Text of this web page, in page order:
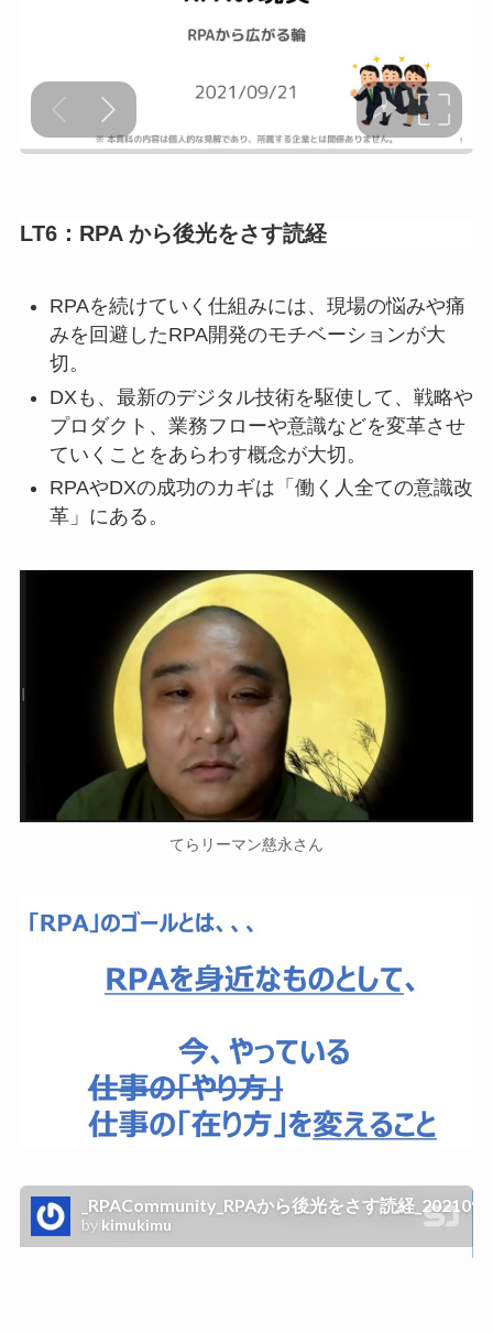
LT6：RPA から後光をさす読経
RPAを続けていく仕組みには、現場の悩みや痛
みを回避したRPA開発のモチベーションが大
切。
DXも、最新のデジタル技術を駆使して、戦略や
プロダクト、業務フローや意識などを変革させ
ていくことをあらわす概念が大切。
RPAやDXの成功のカギは「働く人全ての意識改
革」にある。
てらリーマン慈永さん